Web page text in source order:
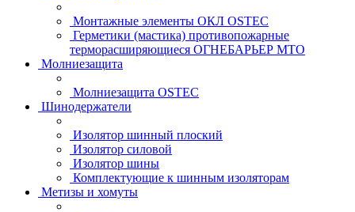
Монтажные элементы ОКЛ OSTEC
Герметики (мастика) противопожарные
терморасширяющиеся ОГНЕБАРЬЕР МТО
Молниезащита
Молниезащита OSTEC
Шинодержатели
Изолятор шинный плоский
Изолятор силовой
Изолятор шины
Комплектующие к шинным изоляторам
Метизы и хомуты